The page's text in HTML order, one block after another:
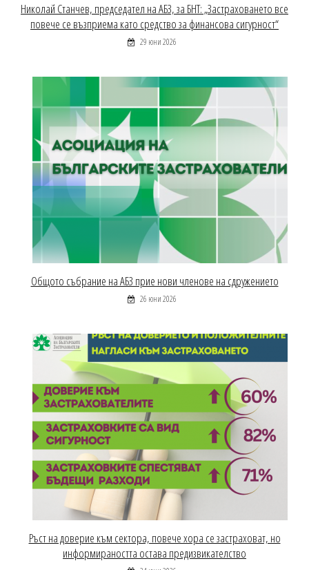
Николай Станчев, председател на АБЗ, за БНТ: „Застраховането все
повече се възприема като средство за финансова сигурност“
29 юни 2026
Общото събрание на АБЗ прие нови членове на сдружението
26 юни 2026
Ръст на доверие към сектора, повече хора се застраховат, но
информираността остава предизвикателство